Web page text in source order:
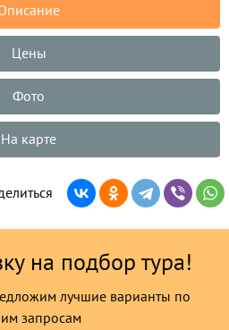
Цены
Фото
На карте
на подбор тура!
лучшие варианты по
запросам